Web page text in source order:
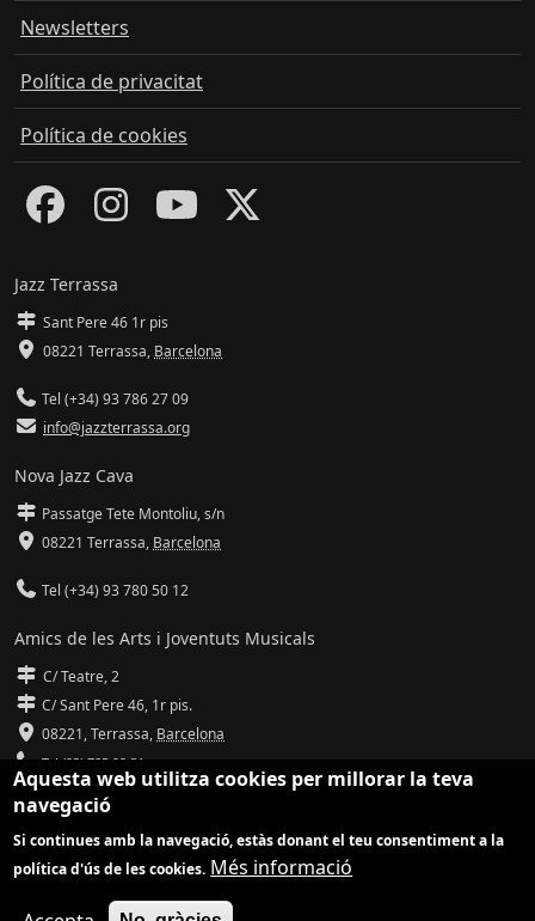
Newsletters
Política de privacitat
Política de cookies
Jazz Terrassa
Sant Pere 46 1r pis
08221 Terrassa, Barcelona
Tel (+34) 93 786 27 09
info@jazzterrassa.org
Nova Jazz Cava
Passatge Tete Montoliu, s/n
08221 Terrassa, Barcelona
Tel (+34) 93 780 50 12
Amics de les Arts i Joventuts Musicals
C/ Teatre, 2
C/ Sant Pere 46, 1r pis.
08221,Terrassa, Barcelona
Tel (93) 785 92 31
info@amicsdelesarts-jjmm.cat
www.amicsdelesarts-jjmm.cat
Adaptació de
Aquesta web utilitza cookies per millorar la teva
navegació
Si continues amb la navegació, estàs donant el teu consentiment a la
política d'ús de les cookies. Més informació